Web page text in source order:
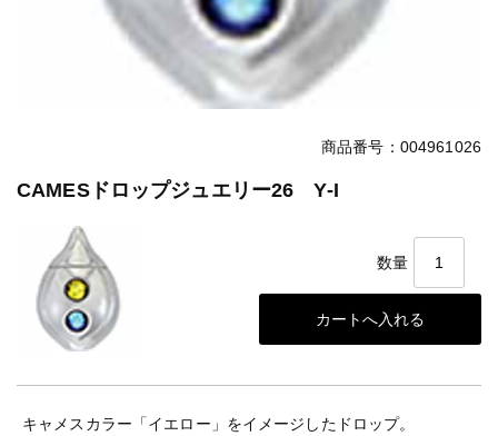
商品番号：004961026
CAMESドロップジュエリー26 Y-I
数量
キャメスカラー「イエロー」をイメージしたドロップ。